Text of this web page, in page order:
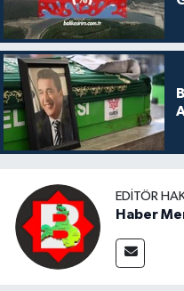
EDITÖR
Haber